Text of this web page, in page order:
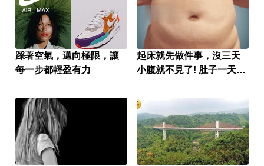
踩著空氣，邁向極限，讓
每一步都輕盈有力
起床就先做件事，沒三天
小腹就不見了! 肚子一天天